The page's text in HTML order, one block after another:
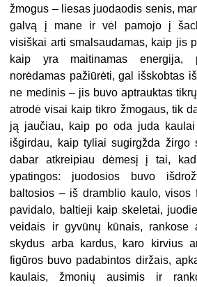
žmogus – liesas juodaodis senis,
galvą į mane ir vėl pamojo į
visiškai arti smalsaudamas, kaip jis
kaip yra maitinamas energija,
norėdamas pažiūrėti, gal išskobtas
ne medinis – jis buvo aptrauktas
atrodė visai kaip tikro žmogaus, tik
ją jaučiau, kaip po oda juda
išgirdau, kaip tyliai sugirgžda žirgo
dabar atkreipiau dėmesį į tai,
ypatingos: juodosios buvo
baltosios – iš dramblio kaulo, visos
pavidalo, baltieji kaip skeletai,
veidais ir gyvūnų kūnais, rankose
skydus arba kardus, karo kirvius
figūros buvo padabintos diržais,
kaulais, žmonių ausimis ir